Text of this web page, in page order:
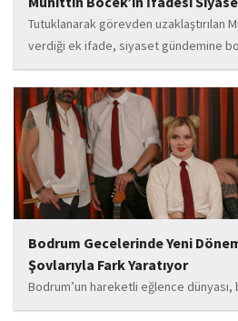
Tutuklanarak görevden uzaklaştırılan
verdiği ek ifade, siyaset gündemine
Cumhuriyet Savcılığı’na kendi
öğrenilen Böcek’in açıklamalarında,
seçimleri...
Bodrum Gecelerinde Yeni
Şovlarıyla Fark Yaratıyor
Bodrum’un hareketli eğlence
iddialı bir giriş yapan “Paradox” ile